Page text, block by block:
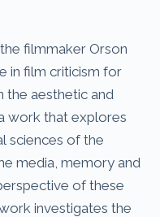
filmmaker Orson
in film criticism for
the aesthetic and
work that explores
sciences of the
media, memory and
of these
investigates the